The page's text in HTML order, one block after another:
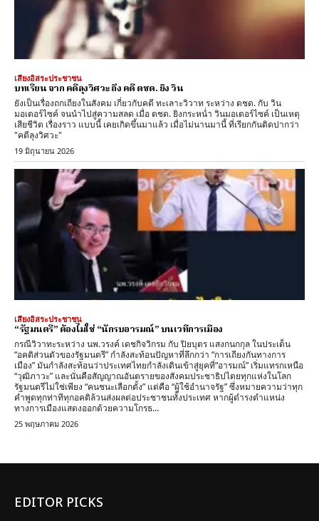
เสียงอิสระประชาชน
บทเรียน จาก คดีลุงวิศวะ ถึง คดี ตชด. ยิง วิน
ยังเป็นเรื่องถกเถียงในสังคม เกี่ยวกับคดี ทะเลาะวิวาท ระหว่าง ตชด. กับ วิน
มอเตอร์ไซค์ จนนำไปสู่ความสลด เมื่อ ตชด. ยิงกระหน่ำ วินมอเตอร์ไซค์ เป็นเหตุ
เสียชีวิต เรื่องราว แบบนี้ เคยเกิดขึ้นมาแล้ว เมื่อไม่นานมานี้ ที่เรียกกันติดปากว่า
"คดีลุงวิศวะ"
19 มิถุนายน 2026
เสียงอิสระประชาชน
“รัฐมนตรี” ต้องไม่ใช่ “นักรบอารมณ์” บนเวทีการเมือง
กรณีวิวาทะระหว่าง นพ.วรงค์ เดชกิจวิกรม กับ ปิยบุตร แสงกนกกุล ในประเด็น
“อคติส่วนตัวของรัฐมนตรี” กำลังสะท้อนปัญหาที่ลึกกว่า “การเถียงกันทางการ
เมือง” มันกำลังสะท้อนว่าประเทศไทยกำลังเดินเข้าสู่ยุคที่“อารมณ์” เริ่มแทรกเหนือ
“วุฒิภาวะ” และนั่นคือสัญญาณอันตรายของสังคมประชาธิปไตยทุกแห่งในโลก
รัฐมนตรีไม่ใช่เพียง “คนชนะเลือกตั้ง” แต่คือ “ผู้ใช้อำนาจรัฐ” ซึ่งหมายความว่าทุก
คำพูดทุกท่าทีทุกอคติล้วนส่งผลต่อประชาชนทั้งประเทศ หากผู้ดำรงตำแหน่ง
ทางการเมืองแสดงออกด้วยความโกรธ...
25 พฤษภาคม 2026
EDITOR PICKS